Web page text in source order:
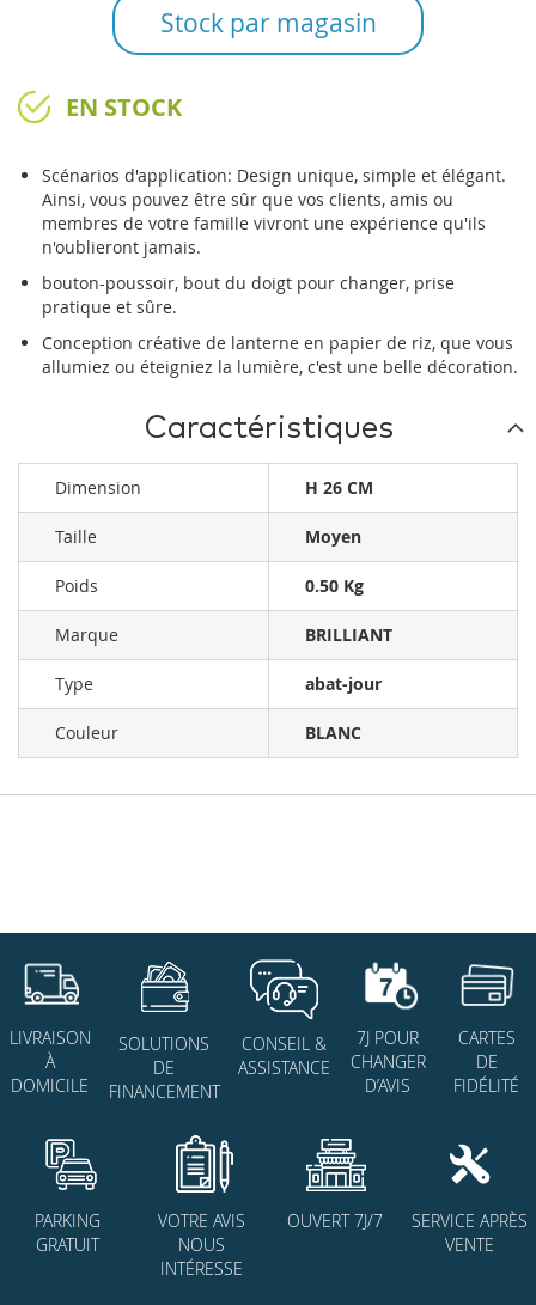
Stock par magasin
EN STOCK
Scénarios d'application: Design unique, simple et élégant.
Ainsi, vous pouvez être sûr que vos clients, amis ou
membres de votre famille vivront une expérience qu'ils
n'oublieront jamais.
bouton-poussoir, bout du doigt pour changer, prise
pratique et sûre.
Conception créative de lanterne en papier de riz, que vous
allumiez ou éteigniez la lumière, c'est une belle décoration.
Caractéristiques
Dimension H 26 CM
Taille Moyen
Poids 0.50 Kg
Marque BRILLIANT
Type abat-jour
Couleur BLANC
LIVRAISON
À
DOMICILE
SOLUTIONS
DE
FINANCEMENT
CONSEIL &
ASSISTANCE
7J POUR
CHANGER
D’AVIS
CARTES
DE
FIDÉLITÉ
PARKING
GRATUIT
VOTRE AVIS
NOUS
INTÉRESSE
OUVERT 7J/7
SERVICE APRÈS
VENTE